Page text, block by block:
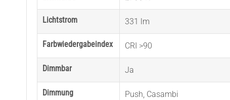
Lichtstrom 331 lm
Farbwiedergabeindex CRI >90
Dimmbar Ja
Dimmung Push, Casambi